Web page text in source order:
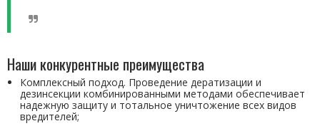
Наши конкурентные преимущества
Комплексный подход. Проведение дератизации и
дезинсекции комбинированными методами обеспечивает
надежную защиту и тотальное уничтожение всех видов
вредителей;